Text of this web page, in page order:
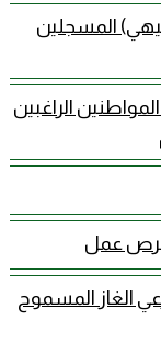
المسجلين
الراغبين
فرص عمل
الغاز المسموح